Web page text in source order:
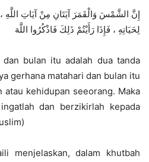
إِنَّ الشَّمْسَ وَالْقَمَرَ آيَتَانِ مِنْ آيَاتِ اللَّهِ
لِحَيَاتِهِ ، فَإِذَا رَأَيْتُمْ ذَلِكَ فَاذْكُرُوا اللَّهَ
dan bulan itu adalah dua tanda
gerhana matahari dan bulan itu
atau kehidupan seeorang. Maka
dan berzikirlah kepada
menjelaskan, dalam khutbah